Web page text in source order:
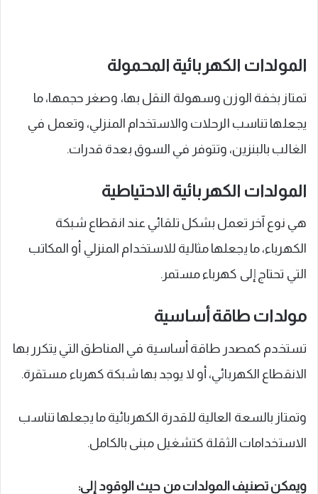
المولدات الكهربائية المحمولة
تمتاز بخفة الوزن وسهولة النقل بها، وصغر حجمها، ما
يجعلها تناسب الرحلات والاستخدام المنزلي، وتعمل في
الغالب بالبنزين، وتتوفر في السوق بعدة قدرات.
المولدات الكهربائية الاحتياطية
هي نوع آخر تعمل بشكل تلقائي عند انقطاع شبكة
الكهرباء، ما يجعلها مثالية للاستخدام المنزلي أو المكاتب
التي تحتاج إلى كهرباء مستمر.
مولدات طاقة أساسية
تستخدم كمصدر طاقة أساسية في المناطق التي يتكرر بها
الانقطاع الكهربائي، أو لا يوجد بها شبكة كهرباء مستقرة.
وتمتاز بالسعة العالية للقدرة الكهربائية ما يجعلها تناسب
الاستخدامات الثقلة كتشغيل مبنى بالكامل.
ويمكن تصنيف المولدات من حيث الوقود إلى: